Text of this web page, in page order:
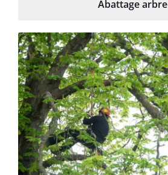
Abattage arbre